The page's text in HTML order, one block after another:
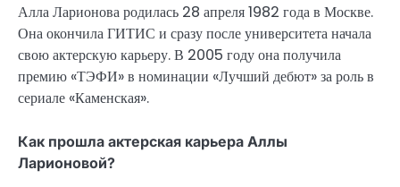
Алла Ларионова родилась 28 апреля 1982 года в Москве.
Она окончила ГИТИС и сразу после университета начала
свою актерскую карьеру. В 2005 году она получила
премию «ТЭФИ» в номинации «Лучший дебют» за роль в
сериале «Каменская».
Как прошла актерская карьера Аллы
Ларионовой?